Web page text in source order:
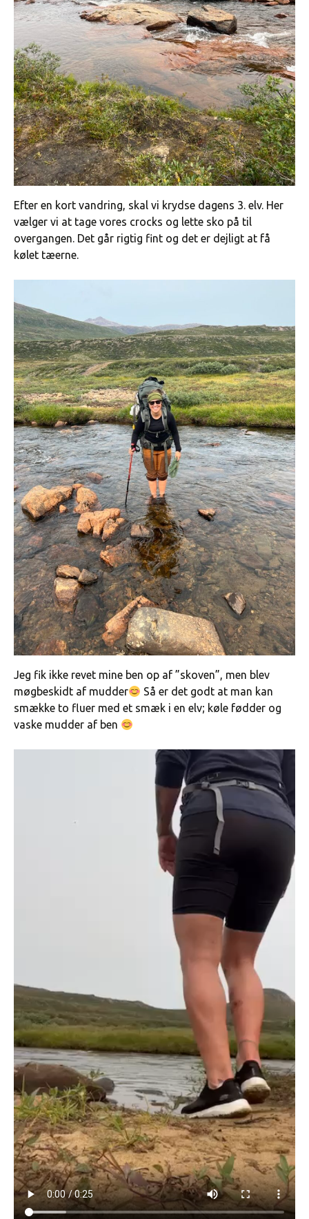
Efter en kort vandring, skal vi krydse dagens 3. elv. Her
vælger vi at tage vores crocks og lette sko på til
overgangen. Det går rigtig fint og det er dejligt at få
kølet tæerne.
Jeg fik ikke revet mine ben op af ”skoven”, men blev
møgbeskidt af mudder
Så er det godt at man kan
smække to fluer med et smæk i en elv; køle fødder og
vaske mudder af ben